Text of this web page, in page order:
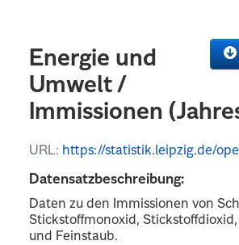
Energie und
Umwelt /
Immissionen
URL: https://statistik.leipzig.de/opendata/api/
Datensatzbeschreibung:
Daten zu den Immissionen von
Stickstoffmonoxid,
und Feinstaub.